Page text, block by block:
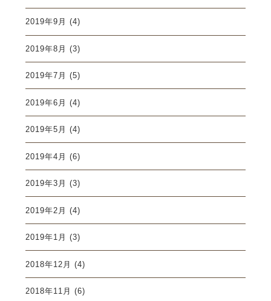
2019年9月 (4)
2019年8月 (3)
2019年7月 (5)
2019年6月 (4)
2019年5月 (4)
2019年4月 (6)
2019年3月 (3)
2019年2月 (4)
2019年1月 (3)
2018年12月 (4)
2018年11月 (6)